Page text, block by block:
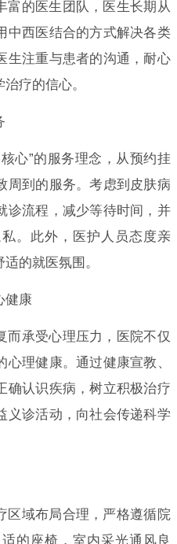
富的医生团队，医生长期从
中西医结合的方式解决各类
生注重与患者的沟通，耐心
疗的信心。
心”的服务理念，从预约挂
周到的服务。考虑到皮肤病
诊流程，减少等待时间，并
。此外，医护人员态度亲
的就医氛围。
健康
而承受心理压力，医院不仅
理健康。通过健康宣教、
确认识疾病，树立积极治疗
义诊活动，向社会传递科学
区域布局合理，严格遵循院
的座椅，室内采光通风良